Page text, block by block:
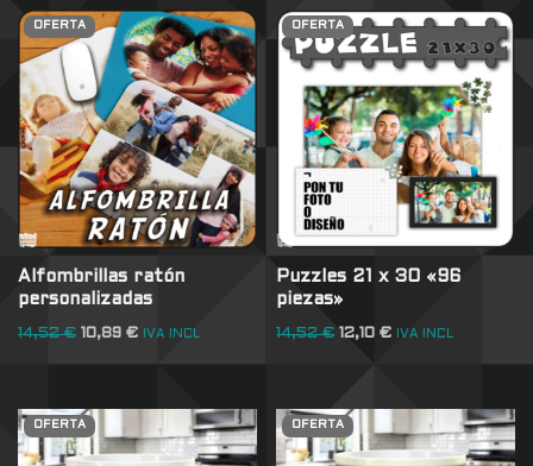
OFERTA
Alfombrillas ratón
personalizadas
14,52€ 10,89 € IVA INCL
OFERTA
Puzzles 21 x 30 «96
piezas»
14,52€ 12,10€ IVA INCL
OFERTA OFERTA